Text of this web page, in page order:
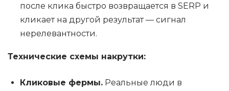
после клика быстро возвращается в SERP и
кликает на другой результат — сигнал
нерелевантности.
Технические схемы накрутки:
Кликовые фермы. Реальные люди в